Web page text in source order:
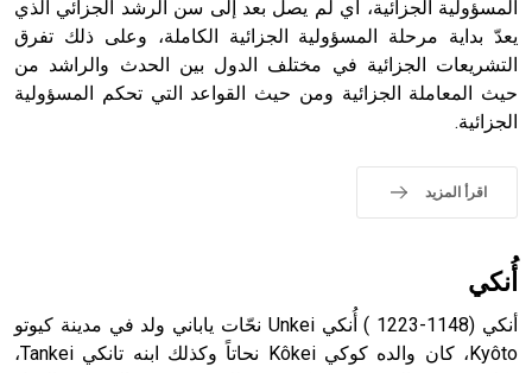
- هل تعلم أن الأبجدية الكنعانية تتألف من /22/ علامة كتابية
sign تكتب منفصلة غير متصلة، وتعتمد المبدأ الأكوروفوني،
المسؤولية الجزائية، أي لم يصل بعد إلى سن الرشد الجزائي الذي
يعدّ بداية مرحلة المسؤولية الجزائية الكاملة، وعلى ذلك تفرق
التشريعات الجزائية في مختلف الدول بين الحدث والراشد من
حيث المعاملة الجزائية ومن حيث القواعد التي تحكم المسؤولية
الجزائية.
اقرأ المزيد
أُنكي
أنكي (1148-1223 ) أُنكي Unkei نحّات ياباني ولد في مدينة كيوتو
Kyôto، كان والده كوكي Kôkei نحاتاً وكذلك ابنه تانكي Tankei،